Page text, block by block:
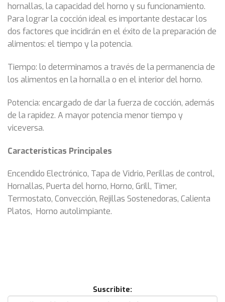
hornallas, la capacidad del horno y su funcionamiento.
Para lograr la cocción ideal es importante destacar los
dos factores que incidirán en el éxito de la preparación de
alimentos: el tiempo y la potencia.
Tiempo: lo determinamos a través de la permanencia de
los alimentos en la hornalla o en el interior del horno.
Potencia: encargado de dar la fuerza de cocción, además
de la rapidez. A mayor potencia menor tiempo y
viceversa.
Características Principales
Encendido Electrónico, Tapa de Vidrio, Perillas de control,
Hornallas, Puerta del horno, Horno, Grill, Timer,
Termostato, Convección, Rejillas Sostenedoras, Calienta
Platos, Horno autolimpiante.
Suscribite: